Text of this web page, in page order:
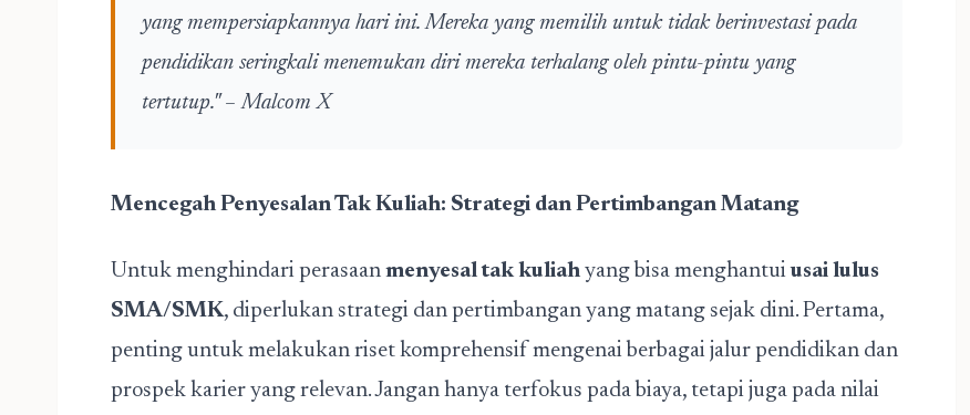
yang mempersiapkannya hari ini. Mereka yang memilih untuk tidak berinvestasi pada
pendidikan seringkali menemukan diri mereka terhalang oleh pintu-pintu yang
tertutup." – Malcom X
Mencegah Penyesalan Tak Kuliah: Strategi dan Pertimbangan Matang
Untuk menghindari perasaan menyesal tak kuliah yang bisa menghantuiusai lulus
SMA/SMK, diperlukan strategi dan pertimbangan yang matang sejak dini. Pertama,
penting untuk melakukan riset komprehensif mengenai berbagai jalur pendidikan dan
prospek karier yang relevan. Jangan hanya terfokus pada biaya, tetapi juga pada nilai